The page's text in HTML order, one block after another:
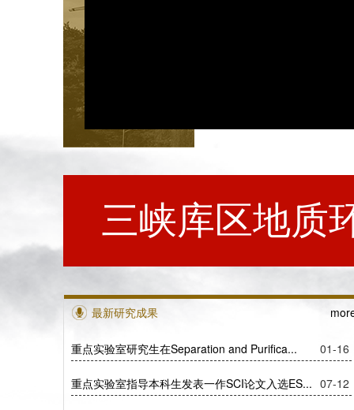
三峡库区地质
最新研究成果
重点实验室研究生在Separation and Purifica... 01-16
重点实验室指导本科生发表一作SCI论文入选ES... 07-12